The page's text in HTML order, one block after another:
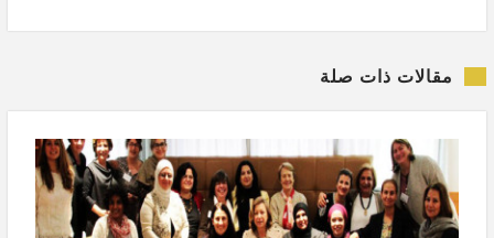
مقالات ذات صلة